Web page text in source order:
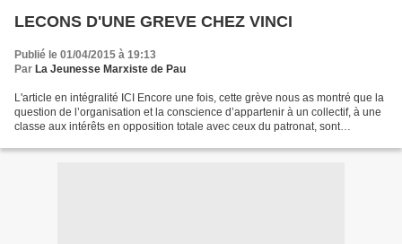
LECONS D'UNE GREVE CHEZ VINCI
Publié le 01/04/2015 à 19:13
Par La Jeunesse Marxiste de Pau
L'article en intégralité ICI Encore une fois, cette grève nous as montré que la
question de l’organisation et la conscience d’appartenir à un collectif, à une
classe aux intérêts en opposition totale avec ceux du patronat, sont